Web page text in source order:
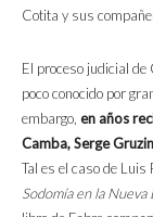
Cotita y sus
El proceso judicial
poco conocido por
embargo, en años
Camba, Serge
Tal es el caso de
Sodomía en la Nueva